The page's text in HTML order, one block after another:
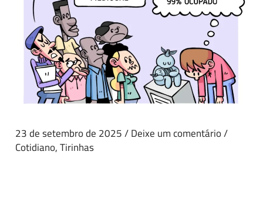
23 de setembro de 2025/Deixe um comentário/
Cotidiano,Tirinhas